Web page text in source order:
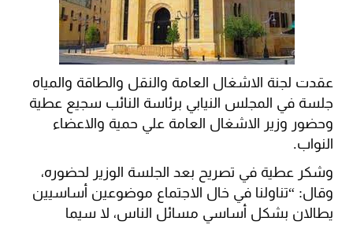
عقدت لجنة الاشغال العامة والنقل والطاقة والمياه
جلسة في المجلس النيابي برئاسة النائب سجيع عطية
وحضور وزير الاشغال العامة علي حمية والاعضاء
النواب.
وشكر عطية في تصريح بعد الجلسة الوزير لحضوره،
وقال: “تناولنا في خال الاجتماع موضوعين أساسيين
يطالان بشكل أساسي مسائل الناس، لا سيما